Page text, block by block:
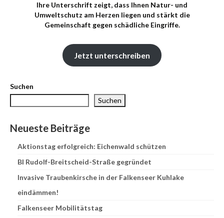
Ihre Unterschrift zeigt, dass Ihnen Natur- und
Umweltschutz am Herzen liegen und stärkt die
Gemeinschaft gegen schädliche Eingriffe.
Jetzt unterschreiben
Suchen
Suchen
Neueste Beiträge
Aktionstag erfolgreich: Eichenwald schützen
BI Rudolf-Breitscheid-Straße gegründet
Invasive Traubenkirsche in der Falkenseer Kuhlake
eindämmen!
Falkenseer Mobilitätstag